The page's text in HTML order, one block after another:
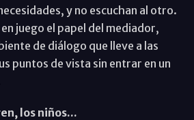
y no escuchan al otro.
juego el papel del mediador,
de diálogo que lleve a las
puntos de vista sin entrar en un
los niños...